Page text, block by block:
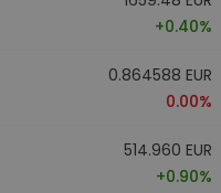
+0.40%
0.864588 EUR
0.00%
514.960 EUR
+0.90%